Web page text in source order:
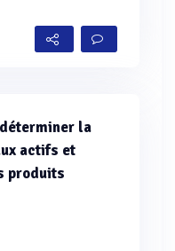
la
actifs et
produits